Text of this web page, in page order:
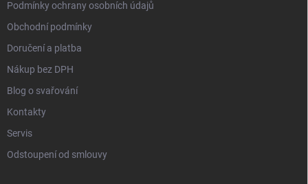
Podmínky ochrany osobních údajů
Obchodní podmínky
Doručení a platba
Nákup bez DPH
Blog o svařování
Kontakty
Servis
Odstoupení od smlouvy